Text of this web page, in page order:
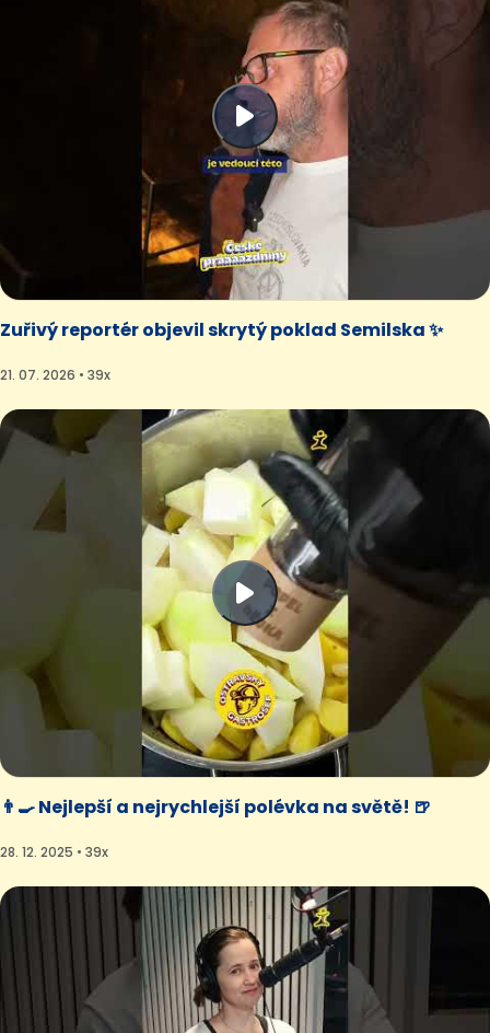
Zuřivý reportér objevil skrytý poklad Semilska ✨
21. 07. 2026 • 39x
👨‍🍳 Nejlepší a nejrychlejší polévka na světě! 🍺
28. 12. 2025 • 39x